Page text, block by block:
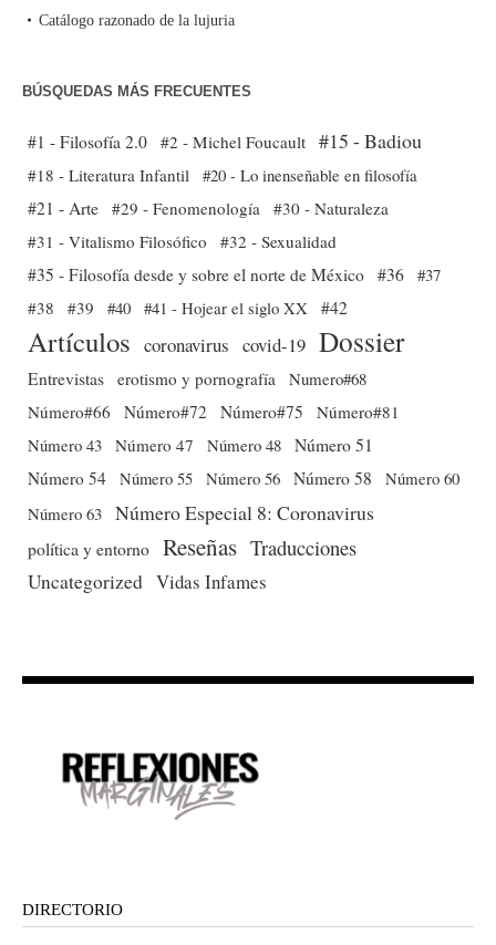
Catálogo razonado de la lujuria
BÚSQUEDAS MÁS FRECUENTES
#1 - Filosofía 2.0 #2 - Michel Foucault #15 - Badiou
#18 - Literatura Infantil #20 - Lo inenseñable en filosofía
#21 - Arte #29 - Fenomenología
#30 - Naturaleza
#31 - Vitalismo Filosófico
#32 - Sexualidad
#35 - Filosofía desde y sobre el norte de México #36 #37
#38
#39 #40 #41 - Hojear el siglo XX #42
Artículos coronavirus covid-19 Dossier
Entrevistas erotismo y pornografía
Numero#68
Número#66
Número#72 Número#75
Número#81
Número 43 Número 47 Número 48 Número 51
Número 54 Número 55 Número 56 Número 58
Número 60
Número 63 Número Especial 8: Coronavirus
política y entorno Reseñas Traducciones
Uncategorized Vidas Infames
DIRECTORIO